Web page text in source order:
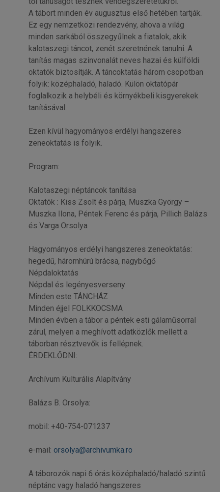
A tábort minden év augusztus első hetében tartják.
Ez egy nemzetközi rendezvény, ahova a világ
minden sarkából összegyűlnek a fiatalok, akik
kalotaszegi táncot, zenét szeretnének tanulni. A
tanítás magas szinvonalát neves hazai és külföldi
oktatók biztosítják. A táncoktatás három csopotban
folyik: középhaladó, haladó. Külön oktatópár
foglalkozik a helybéli és környékbeli kisgyerekek
tanításával.
Ezen kívül hagyományos erdélyi hangszeres
zeneoktatás is folyik.
Program:
Kalotaszegi néptáncok tanítása
Oktatók : Kiss Zsolt és párja, Muszka György –
Muszka Ilona, Péntek Ferenc és párja, Pillich Balázs
és Varga Orsolya
Hagyományos erdélyi hangszeres zeneoktatás:
hegedű, háromhúrú brácsa, nagybőgő
Népdaloktatás
Népdal és legényesverseny
Minden este TÁNCHÁZ
Minden éjjel FOLKKOCSMA
Minden évben a tábor a péntek esti gálaműsorral
zárul, melyen a meghívott adatközlők mellett a
táborban résztvevők is fellépnek.
ÉRDEKLŐDNI:
Archívum Kulturális Alapítvány
Balázs B. Orsolya:
mobil: +40-754-071237
e-mail: orsolya@archivumka.ro
A táborozók napi 6 órás középhaladó/haladó szintű
néptánc vagy haladó hangszeres